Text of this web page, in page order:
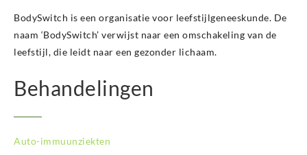
BodySwitch is een organisatie voor leefstijlgeneeskunde. De
naam ‘BodySwitch’ verwijst naar een omschakeling van de
leefstijl, die leidt naar een gezonder lichaam.
Behandelingen
Auto-immuunziekten